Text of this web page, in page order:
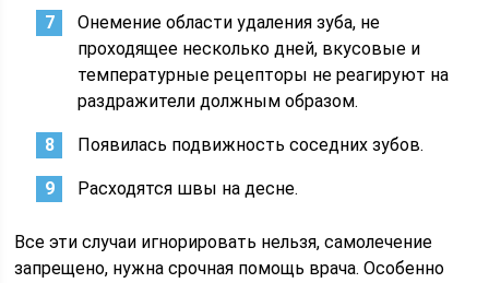
Онемение области удаления зуба, не
проходящее несколько дней, вкусовые и
температурные рецепторы не реагируют на
раздражители должным образом.
Появилась подвижность соседних зубов.
Расходятся швы на десне.
Все эти случаи игнорировать нельзя, самолечение
запрещено, нужна срочная помощь врача. Особенно